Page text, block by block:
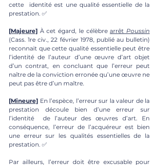
cette  identité est une qualité essentielle de la
prestation. ✅
[Majeure] À cet égard, le célèbre arrêt Poussin
(Cass. 1re civ., 22 février 1978, publié au bulletin)
reconnait que cette qualité essentielle peut être
l’identité de l’auteur d’une œuvre d’art objet
d’un contrat, en concluant que l’erreur peut
naître de la conviction erronée qu’une œuvre ne
peut pas être d’un maître.
[Mineure] En l’espèce, l’erreur sur la valeur de la
prestation découle bien d’une erreur sur
l’identité  de l’auteur des œuvres d’art. En
conséquence, l’erreur de l’acquéreur est bien
une erreur sur les qualités essentielles de la
prestation. ✅
Par ailleurs, l’erreur doit être excusable pour